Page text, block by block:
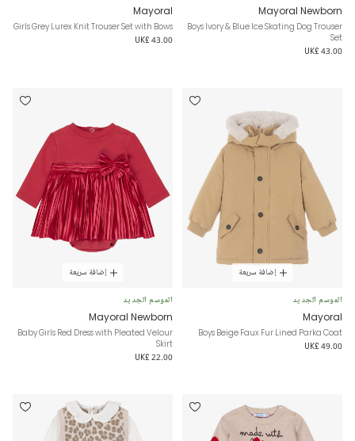
Mayoral Newborn
Boys Ivory & Blue Ice Skating Dog Trouser
Set
UK£ 43.00
Mayoral
Girls Grey Lurex Knit Trouser Set with Bows
UK£ 43.00
إضافة سريعة
الموسم الجديد
Mayoral
Boys Beige Faux Fur Lined Parka Coat
UK£ 49.00
إضافة سريعة
الموسم الجديد
Mayoral Newborn
Baby Girls Red Dress with Pleated Velour
Skirt
UK£ 22.00